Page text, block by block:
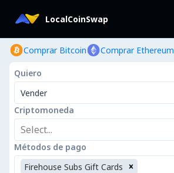
LocalCoinSwap
Comprar Bitcoin Comprar Ethereum
Quiero
Vender
Criptomoneda
Select...
Métodos de pago
Firehouse Subs Gift Cards